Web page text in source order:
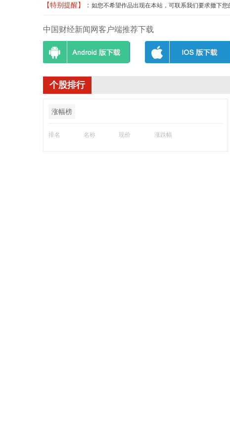
【特别提醒】： 如您不希望作品出现在本站，可联系我们要求撤下
中国财经新闻网客户端推荐下载
个股排行
涨幅榜
排名 名称 现价 涨跌幅